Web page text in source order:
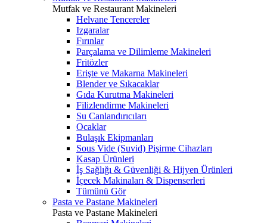
Mutfak ve Restaurant Makineleri
Helvane Tencereler
Izgaralar
Fırınlar
Parçalama ve Dilimleme Makineleri
Fritözler
Erişte ve Makarna Makineleri
Blender ve Sıkacaklar
Gıda Kurutma Makineleri
Filizlendirme Makineleri
Su Canlandırıcıları
Ocaklar
Bulaşık Ekipmanları
Sous Vide (Suvid) Pişirme Cihazları
Kasap Ürünleri
İş Sağlığı & Güvenliği & Hijyen Ürünleri
İçecek Makinaları & Dispenserleri
Tümünü Gör
Pasta ve Pastane Makineleri
Pasta ve Pastane Makineleri